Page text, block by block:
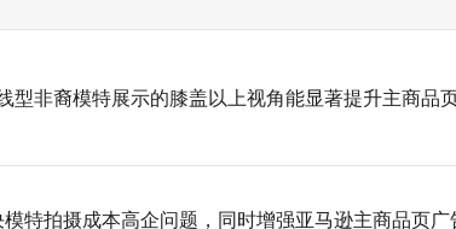
型非裔模特展示的膝盖以上视角能显著提升主商品
特拍摄成本高企问题，同时增强亚马逊主商品页广